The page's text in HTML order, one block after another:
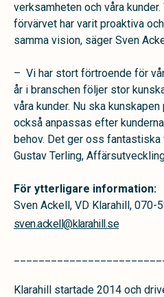
verksamheten och våra
förvärvet har varit proaktiva
samma vision, säger Sven
– Vi har stort förtroende för
år i branschen följer stor
våra kunder. Nu ska
också anpassas efter
behov. Det ger oss
Gustav Terling,
För ytterligare information:
Sven Ackell, VD Klarahill, 070-
sven.ackell@klarahill.se
Klarahill startade 2014 och